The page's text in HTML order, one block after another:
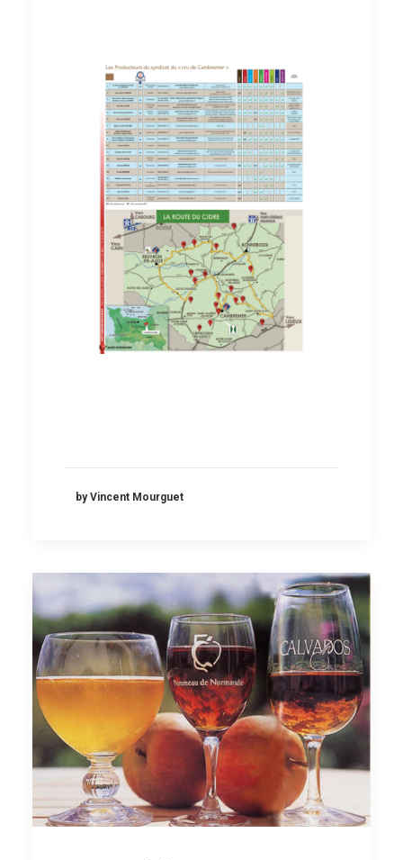
by Vincent Mourguet